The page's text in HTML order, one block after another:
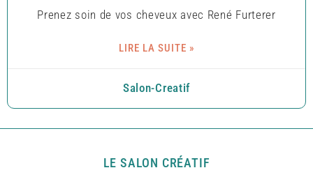
Prenez soin de vos cheveux avec René Furterer
LIRE LA SUITE »
Salon-Creatif
LE SALON CRÉATIF